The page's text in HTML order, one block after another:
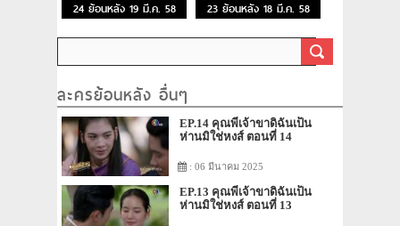
24 ย้อนหลัง 19 มี.ค. 58
23 ย้อนหลัง 18 มี.ค. 58
ละครย้อนหลัง อื่นๆ
EP.14 คุณพี่เจ้าขาดิฉันเป็น
ห่านมิใช่หงส์ ตอนที่ 14
: 06 มีนาคม 2025
EP.13 คุณพี่เจ้าขาดิฉันเป็น
ห่านมิใช่หงส์ ตอนที่ 13